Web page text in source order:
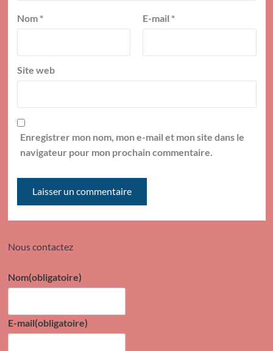
Nom * E-mail *
Site web
Enregistrer mon nom, mon e-mail et mon site dans le
navigateur pour mon prochain commentaire.
Nous contactez
Nom(obligatoire)
E-mail(obligatoire)